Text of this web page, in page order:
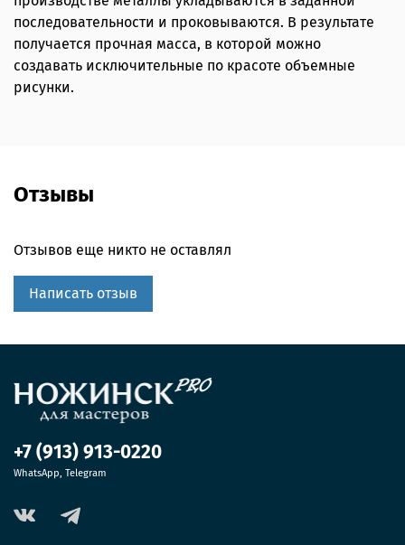
последовательности и проковываются. В результате
получается прочная масса, в которой можно
создавать исключительные по красоте объемные
рисунки.
Отзывы
Отзывов еще никто не оставлял
Написать отзыв
+7 (913) 913-0220
WhatsApp, Telegram